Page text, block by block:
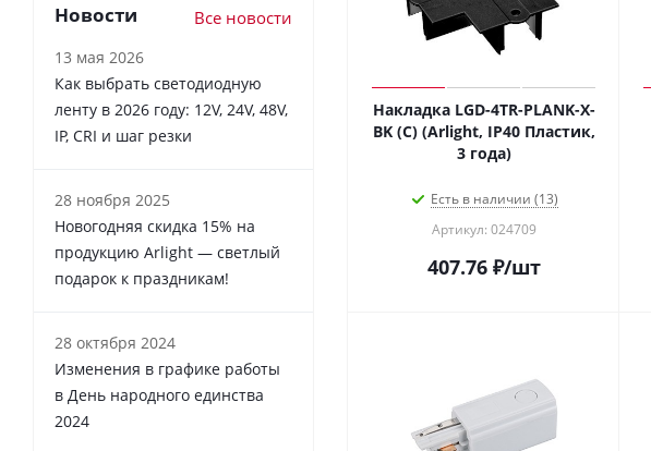
Накладка LGD-4TR-PLANK-X-
BK (C) (Arlight, IP40 Пластик,
3 года)
Есть в наличии (13)
Артикул: 024709
407.76₽/шт
Новости Все новости
13 мая 2026
Как выбрать светодиодную
ленту в 2026 году: 12V, 24V, 48V,
IP, CRI и шаг резки
28 ноября 2025
Новогодняя скидка 15% на
продукцию Arlight — светлый
подарок к праздникам!
28 октября 2024
Изменения в графике работы
в День народного единства
2024